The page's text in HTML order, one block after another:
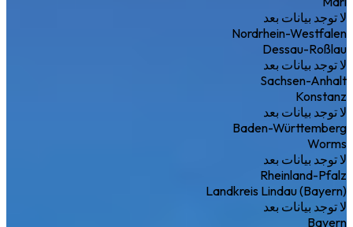
لا توجد بيانات بعد
Nordrhein-Westfalen
Dessau-Roßlau
لا توجد بيانات بعد
Sachsen-Anhalt
Konstanz
لا توجد بيانات بعد
Baden-Württemberg
Worms
لا توجد بيانات بعد
Rheinland-Pfalz
Landkreis Lindau (Bayern)
لا توجد بيانات بعد
Bayern